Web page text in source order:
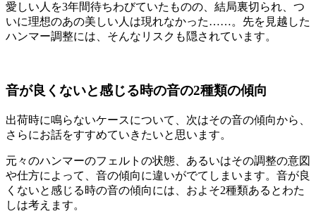
愛しい人を3年間待ちわびていたものの、結局裏切られ、つ
いに理想のあの美しい人は現れなかった……。先を見越した
ハンマー調整には、そんなリスクも隠されています。
音が良くないと感じる時の音の2種類の傾向
出荷時に鳴らないケースについて、次はその音の傾向から、
さらにお話をすすめていきたいと思います。
元々のハンマーのフェルトの状態、あるいはその調整の意図
や仕方によって、音の傾向に違いがでてしまいます。音が良
くないと感じる時の音の傾向には、およそ2種類あるとわた
しは考えます。